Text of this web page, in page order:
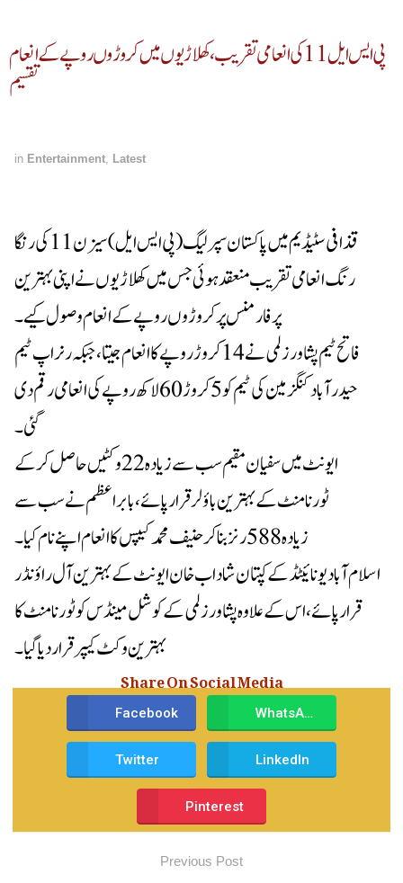
پی ایس ایل 11 کی انعامی تقریب، کھلاڑیوں میں کروڑوں روپے کے انعام
تقسیم
in Entertainment, Latest
قذافی سٹیڈیم میں پاکستان سپر لیگ (پی ایس ایل) سیزن 11 کی رنگا
رنگ انعامی تقریب منعقد ہوئی جس میں کھلاڑیوں نے اپنی بہترین
پرفارمنس پر کروڑوں روپے کے انعام وصول کیے۔
فاتح ٹیم پشاور زلمی نے 14 کروڑ روپے کا انعام جیتا، جبکہ رنر اپ ٹیم
حیدر آباد کنگز مین کی ٹیم کو 5 کروڑ 60 لاکھ روپے کی انعامی رقم دی
گئی۔
ایونٹ میں سفیان مقیم سب سے زیادہ 22 وکٹیں حاصل کرکے
ٹورنامنٹ کے بہترین باؤلر قرار پائے، بابراعظم نے سب سے
زیادہ 588 رنز بنا کر حنیف محمد کیپس کا انعام اپنے نام کیا۔
اسلام آباد یونائیٹڈ کے کپتان شاداب خان ایونٹ کے بہترین آل راؤنڈر
قرار پائے، اس کے علاوہ پشاور زلمی کے کوشل مینڈس کو ٹورنامنٹ کا
بہترین وکٹ کیپر قرار دیا گیا۔
Share On Social Media
Facebook WhatsApp
Twitter LinkedIn
Pinterest
Previous Post